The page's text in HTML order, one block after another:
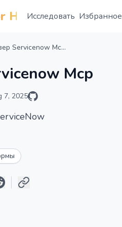
HubИсследовать Избранное
Servicenow Mc...
Mcp
7, 2025